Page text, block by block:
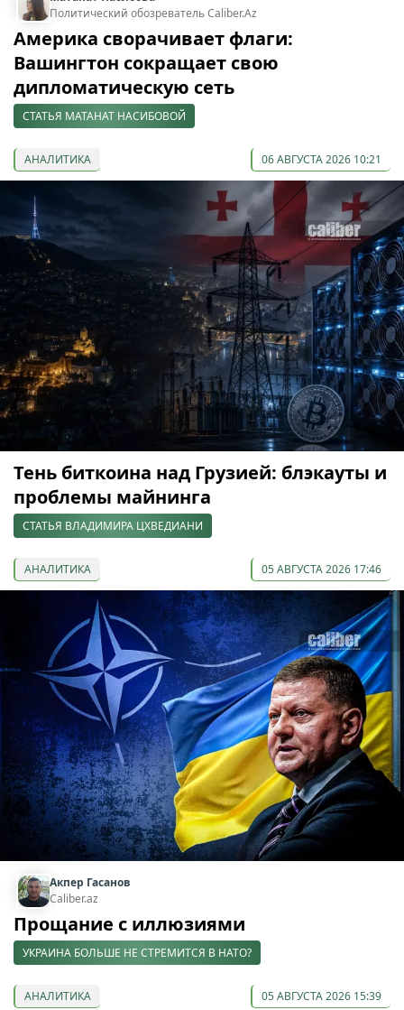
Политический обозреватель Caliber.Az
Америка сворачивает флаги:
Вашингтон сокращает свою
дипломатическую сеть
СТАТЬЯ МАТАНАТ НАСИБОВОЙ
АНАЛИТИКА 06 АВГУСТА 2026 10:21
Тень биткоина над Грузией: блэкауты и
проблемы майнинга
СТАТЬЯ ВЛАДИМИРА ЦХВЕДИАНИ
АНАЛИТИКА 05 АВГУСТА 2026 17:46
Акпер Гасанов
Caliber.az
Прощание с иллюзиями
УКРАИНА БОЛЬШЕ НЕ СТРЕМИТСЯ В НАТО?
АНАЛИТИКА 05 АВГУСТА 2026 15:39